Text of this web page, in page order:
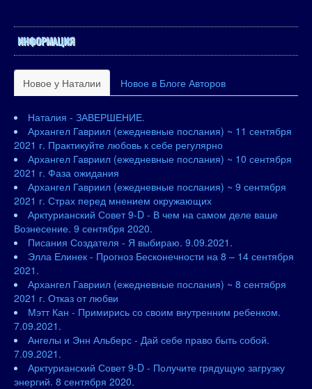
ИНФОРМАЦИЯ
Новое у Наталии Новое в Блоге Авторов
Наталия - ЗАВЕРШЕНИЕ.
Архангел Гавриил (ежедневные послания) ~ 11 сентября
2021 г. Практикуйте любовь к себе регулярно
Архангел Гавриил (ежедневные послания) ~ 10 сентября
2021 г. Фаза ожидания
Архангел Гавриил (ежедневные послания) ~ 9 сентября
2021 г. Страх перед мнением окружающих
Арктурианский Совет 9-D - В чем на самом деле ваше
Вознесение. 9 сентября 2020.
Писания Создателя - Я выбираю. 9.09.2021.
Элла Елинек - Прогноз Бесконечности на 8 – 14 сентября
2021.
Архангел Гавриил (ежедневные послания) ~ 8 сентября
2021 г. Отказ от любви
Мэтт Кан - Примирись со своим внутренним ребенком.
7.09.2021.
Ангелы и Энн Альберс - Дай себе право быть собой.
7.09.2021.
Арктурианский Совет 9-D - Получите грядущую загрузку
энергий. 8 сентября 2020.